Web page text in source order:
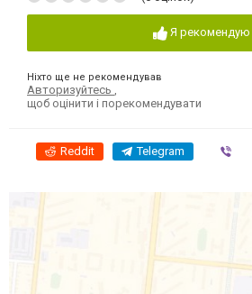
Я рекомендую
Ніхто ще не рекомендував
Авторизуйтесь
щоб оцінити і порекомендувати
Reddit Telegram